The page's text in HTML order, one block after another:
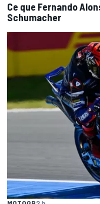
Ce que Fernando
Schumacher